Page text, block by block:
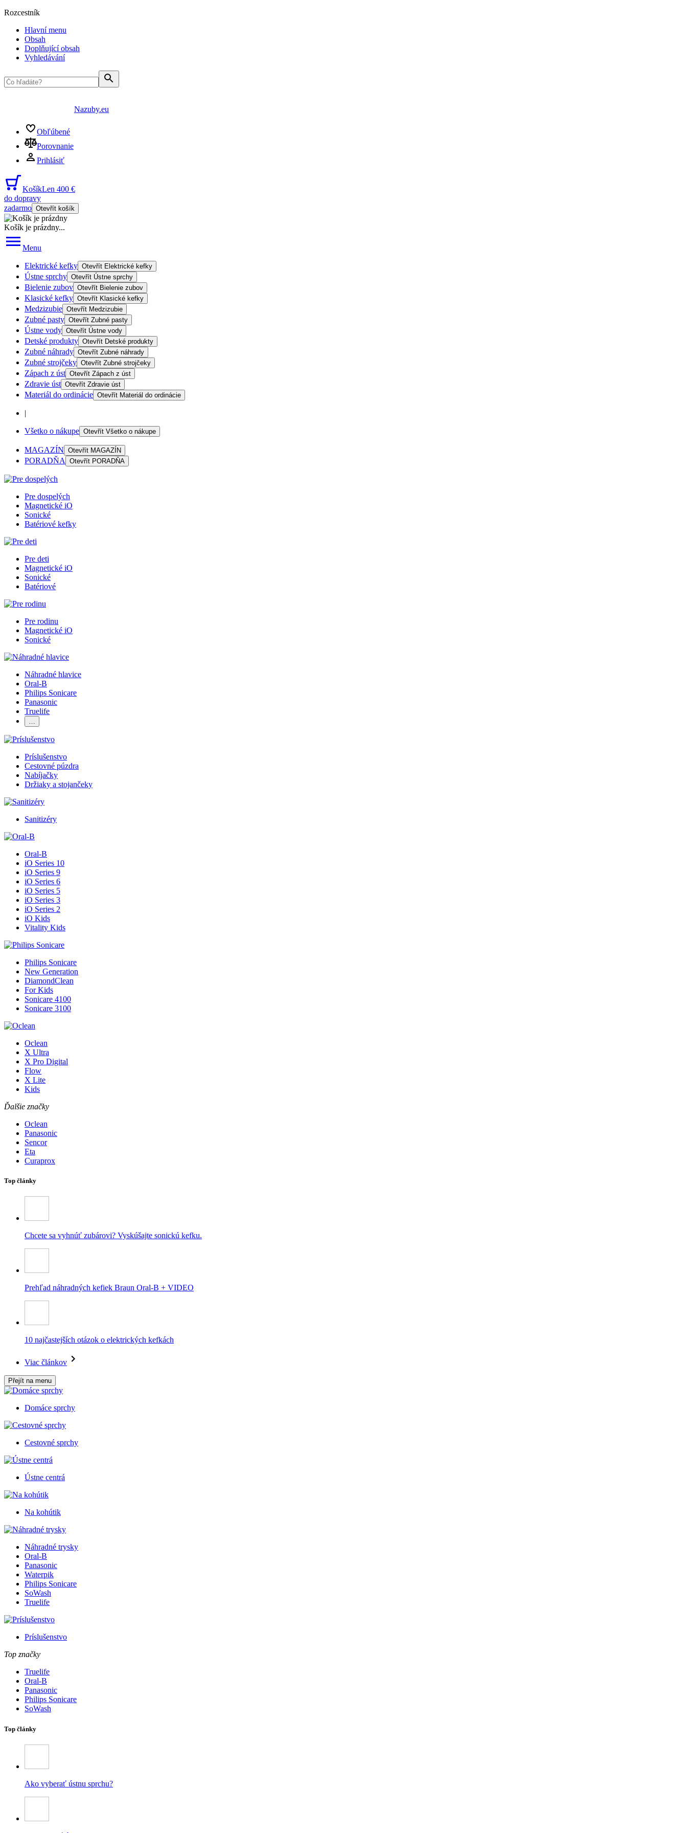
Rozcestník
Hlavní menu
Obsah
Doplňující obsah
Vyhledávání
Nazuby.eu
Obľúbené
Porovnanie
Prihlásiť
KošíkLen 400 €
do dopravy
zadarmo Otevřít košík
Košík je prázdny...
Menu
Elektrické kefky Otevřít Elektrické kefky
Ústne sprchy Otevřít Ústne sprchy
Bielenie zubov Otevřít Bielenie zubov
Klasické kefky Otevřít Klasické kefky
Medzizubie Otevřít Medzizubie
Zubné pasty Otevřít Zubné pasty
Ústne vody Otevřít Ústne vody
Detské produkty Otevřít Detské produkty
Zubné náhrady Otevřít Zubné náhrady
Zubné strojčeky Otevřít Zubné strojčeky
Zápach z úst Otevřít Zápach z úst
Zdravie úst Otevřít Zdravie úst
Materiál do ordinácie Otevřít Materiál do ordinácie
|
Všetko o nákupe Otevřít Všetko o nákupe
MAGAZÍN Otevřít MAGAZÍN
PORADŇA Otevřít PORADŇA
Pre dospelých
Magnetické iO
Sonické
Batériové kefky
Pre deti
Magnetické iO
Sonické
Batériové
Pre rodinu
Magnetické iO
Sonické
Náhradné hlavice
Oral-B
Philips Sonicare
Panasonic
Truelife
…
Príslušenstvo
Cestovné púzdra
Nabíjačky
Držiaky a stojančeky
Sanitizéry
Oral-B
iO Series 10
iO Series 9
iO Series 6
iO Series 5
iO Series 3
iO Series 2
iO Kids
Vitality Kids
Philips Sonicare
New Generation
DiamondClean
For Kids
Sonicare 4100
Sonicare 3100
Oclean
X Ultra
X Pro Digital
Flow
X Lite
Kids
Ďalšie značky
Oclean
Panasonic
Sencor
Eta
Curaprox
Top články
Chcete sa vyhnúť zubárovi? Vyskúšajte sonickú kefku.
Prehľad náhradných kefiek Braun Oral-B + VIDEO
10 najčastejších otázok o elektrických kefkách
Viac článkov
Přejít na menu
Domáce sprchy
Cestovné sprchy
Ústne centrá
Na kohútik
Náhradné trysky
Oral-B
Panasonic
Waterpik
Philips Sonicare
SoWash
Truelife
Príslušenstvo
Top značky
Truelife
Oral-B
Panasonic
Philips Sonicare
SoWash
Top články
Ako vyberať ústnu sprchu?